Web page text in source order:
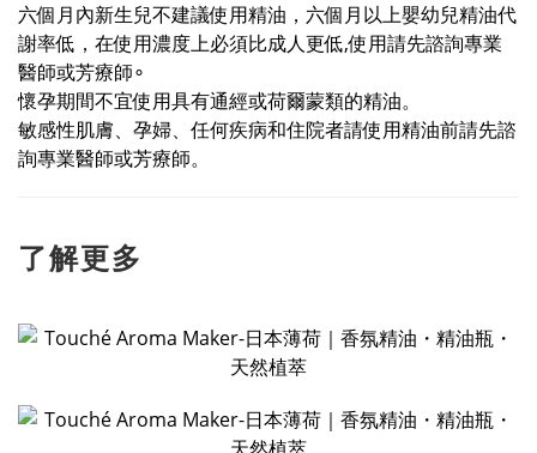
六個月內新生兒不建議使用精油，六個月以上嬰幼兒精油代
謝率低，在使用濃度上必須比成人更低,使用請先諮詢專業
醫師或芳療師∘
懷孕期間不宜使用具有通經或荷爾蒙類的精油。
敏感性肌膚、孕婦、任何疾病和住院者請使用精油前請先諮
詢專業醫師或芳療師。
了解更多